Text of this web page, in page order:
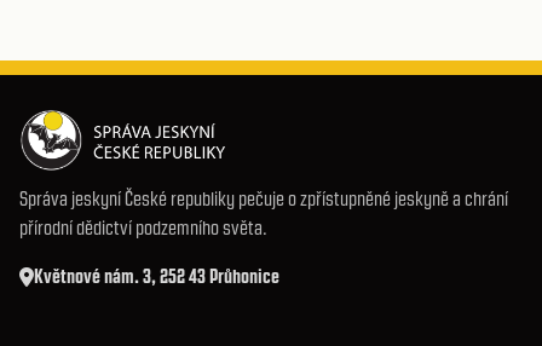
Správa jeskyní České republiky pečuje o zpřístupněné jeskyně a chrání
přírodní dědictví podzemního světa.
Květnové nám. 3, 252 43 Průhonice